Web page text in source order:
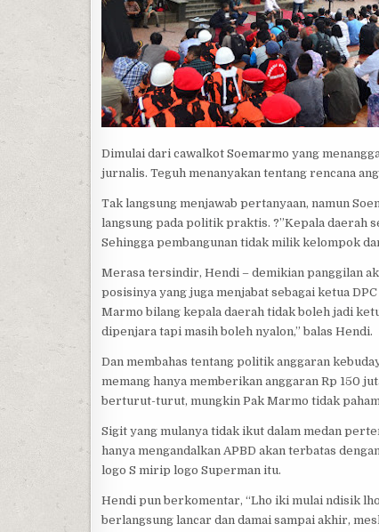
Dimulai dari cawalkot Soemarmo yang
jurnalis. Teguh menanyakan tentang rencana
Tak langsung menjawab pertanyaan, namun
langsung pada politik praktis. ?”Kepala daerah
Sehingga pembangunan tidak milik kelompok
Merasa tersindir, Hendi – demikian panggilan
posisinya yang juga menjabat sebagai ketua
Marmo bilang kepala daerah tidak boleh jadi
dipenjara tapi masih boleh nyalon,” balas Hendi.
Dan membahas tentang politik anggaran
memang hanya memberikan anggaran Rp 150
berturut-turut, mungkin Pak Marmo tidak
Sigit yang mulanya tidak ikut dalam medan
hanya mengandalkan APBD akan terbatas
logo S mirip logo Superman itu.
Hendi pun berkomentar, “Lho iki mulai ndisik
berlangsung lancar dan damai sampai akhir,